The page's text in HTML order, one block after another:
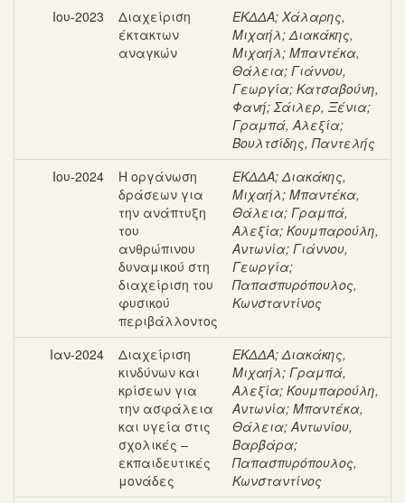
Ιου-2023
Διαχείριση
έκτακτων
αναγκών
ΕΚΔΔΑ; Χάλαρης,
Μιχαήλ;Διακάκης,
Μιχαήλ; Μπαντέκα,
Θάλεια; Γιάννου,
Γεωργία; Κατσαβούνη,
Φανή;Σάιλερ, Ξένια;
Γραμπά, Αλεξία;
Βουλτσίδης, Παντελής
Ιου-2024
Η οργάνωση
δράσεων για
την ανάπτυξη
του
ανθρώπινου
δυναμικού στη
διαχείριση του
φυσικού
περιβάλλοντος
ΕΚΔΔΑ;Διακάκης,
Μιχαήλ; Μπαντέκα,
Θάλεια; Γραμπά,
Αλεξία; Κουμπαρούλη,
Αντωνία; Γιάννου,
Γεωργία;
Παπασπυρόπουλος,
Κωνσταντίνος
Ιαν-2024
Διαχείριση
κινδύνων και
κρίσεων για
την ασφάλεια
και υγεία στις
σχολικές –
εκπαιδευτικές
μονάδες
ΕΚΔΔΑ;Διακάκης,
Μιχαήλ; Γραμπά,
Αλεξία; Κουμπαρούλη,
Αντωνία; Μπαντέκα,
Θάλεια;Αντωνίου,
Βαρβάρα;
Παπασπυρόπουλος,
Κωνσταντίνος